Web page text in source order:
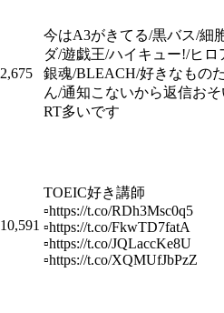
2,675
今はA3がきてる/黒バス/細
ダ/遊戯王/ハイキュー!/ヒロ
銀魂/BLEACH/好きなもの
ん/通知こないから返信お
RT多いです
10,591
TOEIC好き講師
▫️https://t.co/RDh3Msc0q5
▫️https://t.co/FkwTD7fatA
▫️https://t.co/JQLaccKe8U
▫️https://t.co/XQMUfJbPzZ